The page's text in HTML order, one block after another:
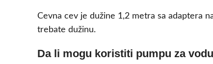
Cevna cev je dužine 1,2 metra sa adaptera
trebate dužinu.
Da li mogu koristiti pumpu za